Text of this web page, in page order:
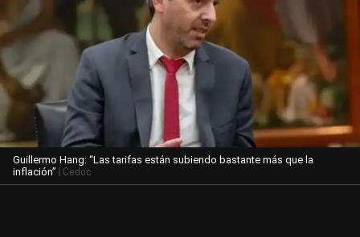
Guillermo Hang: “Las tarifas están subiendo bastante más que la
inflación” | Cedoc